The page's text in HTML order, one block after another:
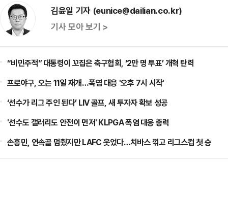
김윤일 기자 (eunice@dailian.co.kr)
기사 모아 보기 >
“비민주적” 대통령이 꼬집은 축구협회, ‘2만 명 투표’ 개혁 탄력
프로야구, 오는 11일 재개…폭염 대응 '오후 7시 시작'
‘선수가 리그 주인 된다’ LIV 골프, 새 투자자 확보 성공
'선수도 갤러리도 안전이 먼저' KLPGA 폭염 대응 총력
손흥민, 연속골 멈췄지만 LAFC 웃었다…치바스 꺾고 리그스컵 첫 승